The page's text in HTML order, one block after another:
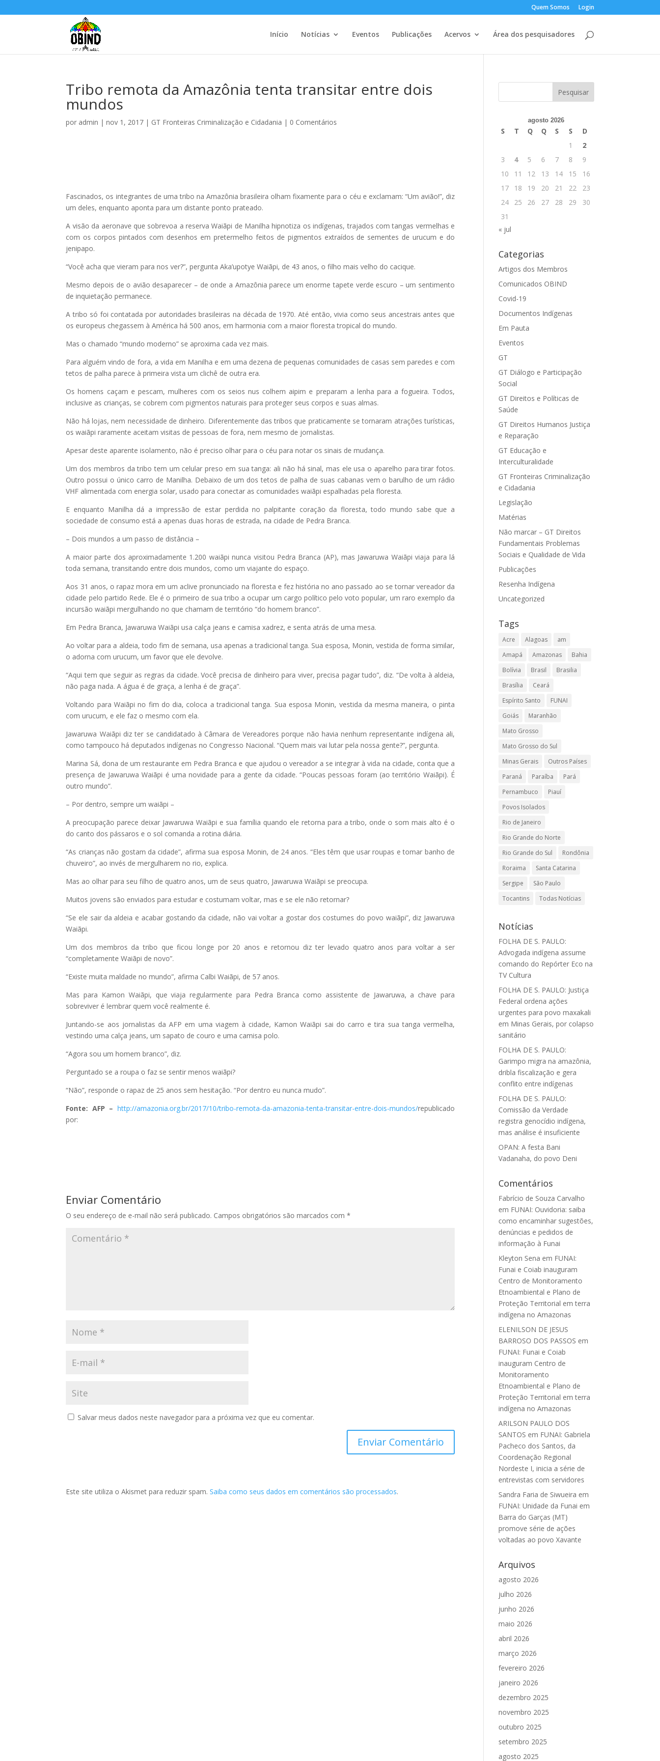
Quem Somos Login
Início Notícias Eventos Publicações Acervos Área dos pesquisadores
Tribo remota da Amazônia tenta transitar entre dois
mundos
por admin |nov 1, 2017 | GT Fronteiras Criminalização e Cidadania | 0 Comentários
Fascinados, os integrantes de uma tribo na Amazônia brasileira olham fixamente para o céu e exclamam: “Um avião!”, diz
um deles, enquanto aponta para um distante ponto prateado.
A visão da aeronave que sobrevoa a reserva Waiãpi de Manilha hipnotiza os indígenas, trajados com tangas vermelhas e
com os corpos pintados com desenhos em pretermelho feitos de pigmentos extraídos de sementes de urucum e do
jenipapo.
“Você acha que vieram para nos ver?”, pergunta Aka’upotye Waiãpi, de 43 anos, o filho mais velho do cacique.
Mesmo depois de o avião desaparecer – de onde a Amazônia parece um enorme tapete verde escuro – um sentimento
de inquietação permanece.
A tribo só foi contatada por autoridades brasileiras na década de 1970. Até então, vivia como seus ancestrais antes que
os europeus chegassem à América há 500 anos, em harmonia com a maior floresta tropical do mundo.
Mas o chamado “mundo moderno” se aproxima cada vez mais.
Para alguém vindo de fora, a vida em Manilha e em uma dezena de pequenas comunidades de casas sem paredes e com
tetos de palha parece à primeira vista um clichê de outra era.
Os homens caçam e pescam, mulheres com os seios nus colhem aipim e preparam a lenha para a fogueira. Todos,
inclusive as crianças, se cobrem com pigmentos naturais para proteger seus corpos e suas almas.
Não há lojas, nem necessidade de dinheiro. Diferentemente das tribos que praticamente se tornaram atrações turísticas,
os waiãpi raramente aceitam visitas de pessoas de fora, nem mesmo de jornalistas.
Apesar deste aparente isolamento, não é preciso olhar para o céu para notar os sinais de mudança.
Um dos membros da tribo tem um celular preso em sua tanga: ali não há sinal, mas ele usa o aparelho para tirar fotos.
Outro possui o único carro de Manilha. Debaixo de um dos tetos de palha de suas cabanas vem o barulho de um rádio
VHF alimentada com energia solar, usado para conectar as comunidades waiãpi espalhadas pela floresta.
E enquanto Manilha dá a impressão de estar perdida no palpitante coração da floresta, todo mundo sabe que a
sociedade de consumo está a apenas duas horas de estrada, na cidade de Pedra Branca.
– Dois mundos a um passo de distância –
A maior parte dos aproximadamente 1.200 waiãpi nunca visitou Pedra Branca (AP), mas Jawaruwa Waiãpi viaja para lá
toda semana, transitando entre dois mundos, como um viajante do espaço.
Aos 31 anos, o rapaz mora em um aclive pronunciado na floresta e fez história no ano passado ao se tornar vereador da
cidade pelo partido Rede. Ele é o primeiro de sua tribo a ocupar um cargo político pelo voto popular, um raro exemplo da
incursão waiãpi mergulhando no que chamam de território “do homem branco”.
Em Pedra Branca, Jawaruwa Waiãpi usa calça jeans e camisa xadrez, e senta atrás de uma mesa.
Ao voltar para a aldeia, todo fim de semana, usa apenas a tradicional tanga. Sua esposa, Monin, vestida de forma similar,
o adorna com urucum, um favor que ele devolve.
“Aqui tem que seguir as regras da cidade. Você precisa de dinheiro para viver, precisa pagar tudo”, diz. “De volta à aldeia,
não paga nada. A água é de graça, a lenha é de graça”.
Voltando para Waiãpi no fim do dia, coloca a tradicional tanga. Sua esposa Monin, vestida da mesma maneira, o pinta
com urucum, e ele faz o mesmo com ela.
Jawaruwa Waiãpi diz ter se candidatado à Câmara de Vereadores porque não havia nenhum representante indígena ali,
como tampouco há deputados indígenas no Congresso Nacional. “Quem mais vai lutar pela nossa gente?”, pergunta.
Marina Sá, dona de um restaurante em Pedra Branca e que ajudou o vereador a se integrar à vida na cidade, conta que a
presença de Jawaruwa Waiãpi é uma novidade para a gente da cidade. “Poucas pessoas foram (ao território Waiãpi). É
outro mundo”.
– Por dentro, sempre um waiãpi –
A preocupação parece deixar Jawaruwa Waiãpi e sua família quando ele retorna para a tribo, onde o som mais alto é o
do canto dos pássaros e o sol comanda a rotina diária.
“As crianças não gostam da cidade”, afirma sua esposa Monin, de 24 anos. “Eles têm que usar roupas e tomar banho de
chuveiro”, ao invés de mergulharem no rio, explica.
Mas ao olhar para seu filho de quatro anos, um de seus quatro, Jawaruwa Waiãpi se preocupa.
Muitos jovens são enviados para estudar e costumam voltar, mas e se ele não retornar?
“Se ele sair da aldeia e acabar gostando da cidade, não vai voltar a gostar dos costumes do povo waiãpi”, diz Jawaruwa
Waiãpi.
Um dos membros da tribo que ficou longe por 20 anos e retornou diz ter levado quatro anos para voltar a ser
“completamente Waiãpi de novo”.
“Existe muita maldade no mundo”, afirma Calbi Waiãpi, de 57 anos.
Mas para Kamon Waiãpi, que viaja regularmente para Pedra Branca como assistente de Jawaruwa, a chave para
sobreviver é lembrar quem você realmente é.
Juntando-se aos jornalistas da AFP em uma viagem à cidade, Kamon Waiãpi sai do carro e tira sua tanga vermelha,
vestindo uma calça jeans, um sapato de couro e uma camisa polo.
“Agora sou um homem branco”, diz.
Perguntado se a roupa o faz se sentir menos waiãpi?
“Não”, responde o rapaz de 25 anos sem hesitação. “Por dentro eu nunca mudo”.
Fonte: AFP –http://amazonia.org.br/2017/10/tribo-remota-da-amazonia-tenta-transitar-entre-dois-mundos/republicado
por:
Enviar Comentário
O seu endereço de e-mail não será publicado. Campos obrigatórios são marcados com*
Salvar meus dados neste navegador para a próxima vez que eu comentar.
Este site utiliza o Akismet para reduzir spam.Saiba como seus dados em comentários são processados.
agosto 2026
S T Q Q S S
D
1
2
3
4 5 6 7 8
9
10
11 12 13 14 15
16
17
18 19 20 21 22
23
24
25 26 27 28 29
30
31
« jul
Categorias
Artigos dos Membros
Comunicados OBIND
Covid-19
Documentos Indígenas
Em Pauta
Eventos
GT
GT Diálogo e Participação
Social
GT Direitos e Políticas de
Saúde
GT Direitos Humanos Justiça
e Reparação
GT Educação e
Interculturalidade
GT Fronteiras Criminalização
e Cidadania
Legislação
Matérias
Não marcar – GT Direitos
Fundamentais Problemas
Sociais e Qualidade de Vida
Publicações
Resenha Indígena
Uncategorized
Tags
Acre Alagoas
am
Amapá
Amazonas
Bahia
Bolívia
Brasil
Brasilia
Brasília
Ceará
Espírito Santo
FUNAI
Goiás
Maranhão
Mato Grosso
Mato Grosso do Sul
Minas Gerais
Outros Países
Paraná
Paraíba
Pará
Pernambuco
Piauí
Povos Isolados
Rio de Janeiro
Rio Grande do Norte
Rio Grande do Sul
Rondônia
Roraima
Santa Catarina
Sergipe
São Paulo
Tocantins
Todas Notícias
Notícias
FOLHA DE S. PAULO:
Advogada indígena assume
comando do Repórter Eco na
TV Cultura
FOLHA DE S. PAULO: Justiça
Federal ordena ações
urgentes para povo maxakali
em Minas Gerais, por colapso
sanitário
FOLHA DE S. PAULO:
Garimpo migra na amazônia,
dribla fiscalização e gera
conflito entre indígenas
FOLHA DE S. PAULO:
Comissão da Verdade
registra genocídio indígena,
mas análise é insuficiente
OPAN: A festa Bani
Vadanaha, do povo Deni
Comentários
Fabrício de Souza Carvalho
em FUNAI: Ouvidoria: saiba
como encaminhar sugestões,
denúncias e pedidos de
informação à Funai
Kleyton Sena em FUNAI:
Funai e Coiab inauguram
Centro de Monitoramento
Etnoambiental e Plano de
Proteção Territorial em terra
indígena no Amazonas
ELENILSON DE JESUS
BARROSO DOS PASSOS em
FUNAI: Funai e Coiab
inauguram Centro de
Monitoramento
Etnoambiental e Plano de
Proteção Territorial em terra
indígena no Amazonas
ARILSON PAULO DOS
SANTOS em FUNAI: Gabriela
Pacheco dos Santos, da
Coordenação Regional
Nordeste I, inicia a série de
entrevistas com servidores
Sandra Faria de Siwueira em
FUNAI: Unidade da Funai em
Barra do Garças (MT)
promove série de ações
voltadas ao povo Xavante
Arquivos
agosto 2026
julho 2026
junho 2026
maio 2026
abril 2026
março 2026
fevereiro 2026
janeiro 2026
dezembro 2025
novembro 2025
outubro 2025
setembro 2025
agosto 2025